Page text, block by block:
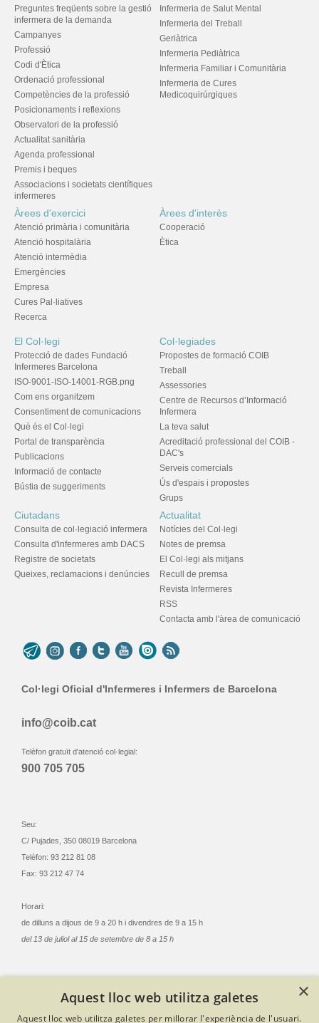
Preguntes freqüents sobre la gestió
infermera de la demanda
Campanyes
Professió
Codi d'Ètica
Ordenació professional
Competències de la professió
Posicionaments i reflexions
Observatori de la professió
Actualitat sanitària
Agenda professional
Premis i beques
Associacions i societats científiques
infermeres
Infermeria de Salut Mental
Infermeria del Treball
Geriàtrica
Infermeria Pediàtrica
Infermeria Familiar i Comunitària
Infermeria de Cures
Medicoquirúrgiques
Àrees d'exercici
Atenció primària i comunitària
Atenció hospitalària
Atenció intermèdia
Emergències
Empresa
Cures Pal·liatives
Recerca
Àrees d'interès
Cooperació
Ètica
El Col·legi
Protecció de dades Fundació
Infermeres Barcelona
ISO-9001-ISO-14001-RGB.png
Com ens organitzem
Consentiment de comunicacions
Què és el Col·legi
Portal de transparència
Publicacions
Informació de contacte
Bústia de suggeriments
Col·legiades
Propostes de formació COIB
Treball
Assessories
Centre de Recursos d’Informació
Infermera
La teva salut
Acreditació professional del COIB -
DAC's
Serveis comercials
Ús d'espais i propostes
Grups
Ciutadans
Consulta de col·legiació infermera
Consulta d'infermeres amb DACS
Registre de societats
Queixes, reclamacions i denúncies
Actualitat
Notícies del Col·legi
Notes de premsa
El Col·legi als mitjans
Recull de premsa
Revista Infermeres
RSS
Contacta amb l'àrea de comunicació
Col·legi Oficial d'Infermeres i Infermers de Barcelona
info@coib.cat
Telèfon gratuït d'atenció col·legial:
900 705 705
Seu:
C/ Pujades, 350 08019 Barcelona
Telèfon: 93 212 81 08
Fax: 93 212 47 74
Horari:
de dilluns a dijous de 9 a 20 h i divendres de 9 a 15 h
del 13 de juliol al 15 de setembre de 8 a 15 h
© Col·legi Oficial Infermeres i Infermers de Barcelona
×
Aquest lloc web utilitza galetes
Aquest lloc web utilitza galetes per millorar l'experiència de l'usuari.